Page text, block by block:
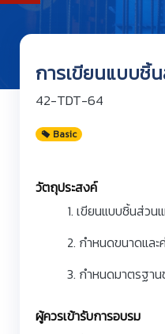
การเขียนแบบชิ้
42-TDT-64
Basic
วัตถุประสงค์
1. เขียนแบบชิ้นส่ว
2. กำหนดขนาดแล
3. กำหนดมาตรฐา
ผู้ควรเข้ารับการอบรม